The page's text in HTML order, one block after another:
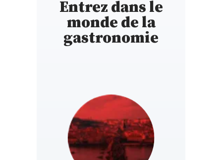
Entrez dans le
monde de la
gastronomie